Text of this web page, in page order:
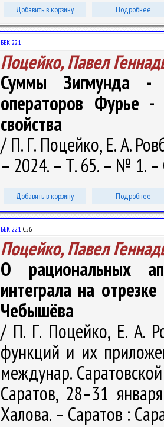
Добавить в корзину Подробнее
ББК 22.1
Поцейко, Павел
Суммы Зигмунда -
операторов Фурье
свойства
/ П. Г. Поцейко, Е. А.
– 2024. – Т. 65. – № 1.
Добавить в корзину Подробнее
ББК 22.1 С56
Поцейко, Павел
О рациональных
интеграла на
Чебышёва
/ П. Г. Поцейко, Е. А.
функций и их
междунар.
Саратов, 28–31
Халова. – Саратов :